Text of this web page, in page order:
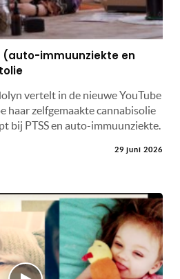
(auto-immuunziekte en
vertelt in de nieuwe YouTube
haar zelfgemaakte cannabisolie
bij PTSS en auto-immuunziekte.
29 juni 2026